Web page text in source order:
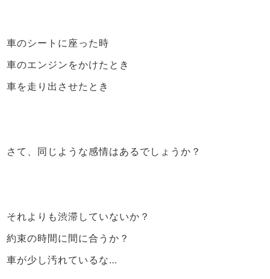
車のシートに座った時
車のエンジンをかけたとき
車を走り出させたとき
さて、同じような感情はあるでしょうか？
それよりも渋滞していないか？
約束の時間に間に合うか？
車が少し汚れているな…